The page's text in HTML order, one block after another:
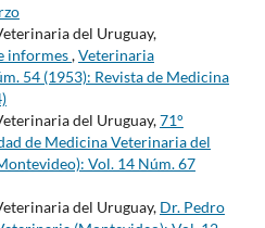
del Uruguay,
informes,Veterinaria
54 (1953): Revista de Medicina
del Uruguay,71°
de Medicina Veterinaria del
Vol. 14 Núm. 67
del Uruguay, Dr. Pedro